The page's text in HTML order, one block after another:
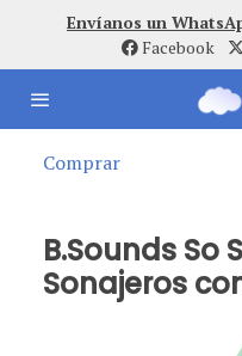
Envíanos un
Facebook
Comprar
B.Sounds So
Sonajeros